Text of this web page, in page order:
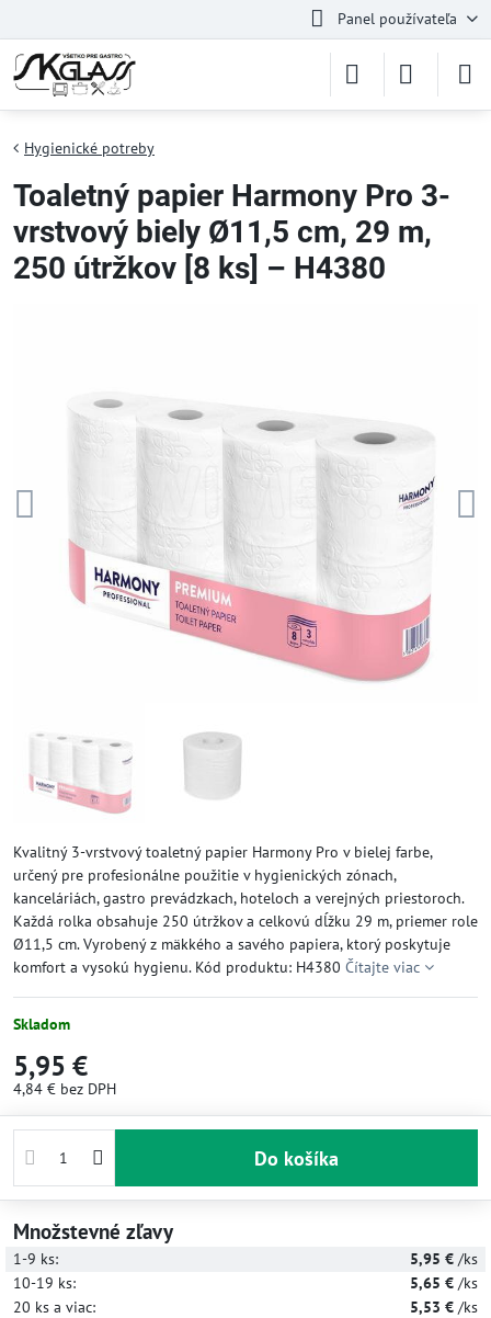
Panel používateľa
Hygienické potreby
Toaletný papier Harmony Pro 3-
vrstvový biely Ø11,5 cm, 29 m,
250 útržkov [8 ks] – H4380
Kvalitný 3-vrstvový toaletný papier Harmony Pro v bielej farbe,
určený pre profesionálne použitie v hygienických zónach,
kanceláriách, gastro prevádzkach, hoteloch a verejných priestoroch.
Každá rolka obsahuje 250 útržkov a celkovú dĺžku 29 m, priemer role
Ø11,5 cm. Vyrobený z mäkkého a savého papiera, ktorý poskytuje
komfort a vysokú hygienu. Kód produktu: H4380 Čítajte viac
Skladom
5,95 €
4,84 € bez DPH
Do košíka
Množstevné zľavy
1-9 ks: 5,95 € /ks
10-19 ks: 5,65 € /ks
20 ks a viac: 5,53 € /ks